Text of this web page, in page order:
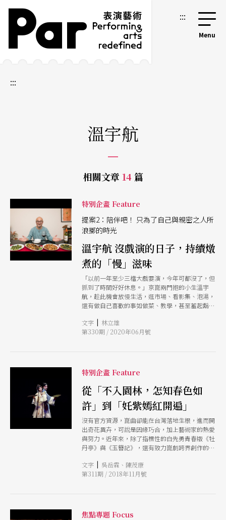
跳到主要內容區塊
網站導覽 :::
:::
溫宇航
相關文章 14 篇
特別企畫 Feature
提案2：陪伴吧！ 只為了自己與親密之人所
浪擲的時光
溫宇航 沒戲演的日子，持續燉
煮的「慢」滋味
「以前一年至少三檔大戲要演，今年可都沒了，但
抓到了時間好好休息。」京崑兩門抱的小生溫宇
航，趁此機會放慢生活，逛市場、看影集、泡湯，
還有做自己喜歡的事如做菜、教學，甚至蓄起鬍鬚
內，溫宇航可以回歸生活、沉澱自己，也在做菜、
教課、蓄鬍等事情上，做得很「崑曲」──樣樣慢
文字 | 林立雄
第330期 / 2020年06月號
特別企畫 Feature
從「不入園林，怎知春色如
許」到「奼紫嫣紅開遍」
沒有官方資源，崑曲卻能在台灣落地生根，進而開
出奇花異卉，可說是因緣巧合，加上藝術家的熱愛
與努力。近年來，除了指標性的白先勇青春版《牡
丹亭》與《玉簪記》，還有致力崑劇跨界創作的二
創作路線的國光劇團，多元的演出，讓台灣觀眾從
「不入園林，怎知春色如許」，到看到滿園「奼紫
文字 | 吳岳霖、陳茂康
第311期 / 2018年11月號
焦點專題 Focus